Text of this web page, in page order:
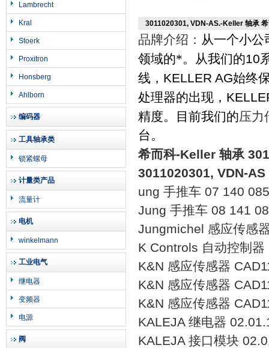
Lambrecht
Kral
Stoerk
Proxitron
Honsberg
Ahlborn
编码器
工具轴承类
锁紧螺母
计量类产品
流量计
电机
winkelmann
工业电气
继电器
变频器
电源
阀
3011020301, VDN-AS.-Keller 轴承
品牌介绍： 从一个小公
领域的*。从我们的10
线， KELLER AG始终
处理器的出现，
精度。目前我们的压力
台。
希而科-Keller 轴承
3011020301, VDN-AS
ung 手推车 07 140
Jung 手推车 08 141
Jungmichel 感应传感
K Controls 自动控制
K&N 感应传感器
K&N 感应传感器
K&N 感应传感器
KALEJA 继电器
KALEJA 接口模块